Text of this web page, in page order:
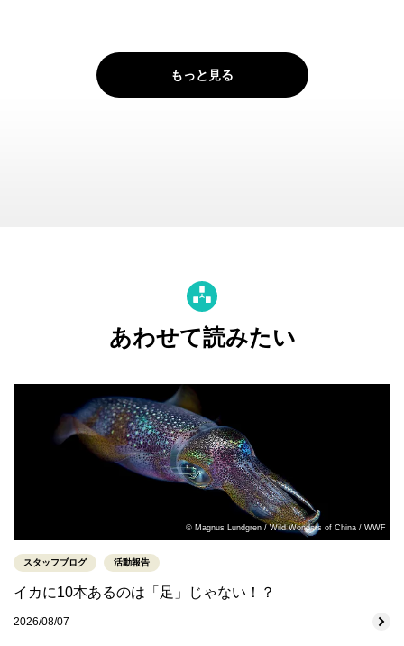
もっと見る
あわせて読みたい
© Magnus Lundgren / Wild Wonders of China / WWF
スタッフブログ 活動報告
イカに10本あるのは「足」じゃない！？
2026/08/07